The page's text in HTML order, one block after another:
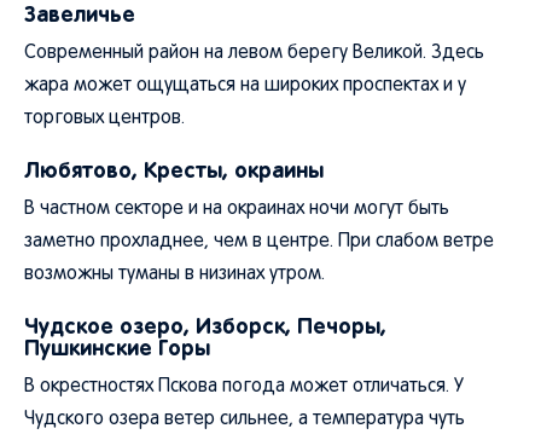
Завеличье
Современный район на левом берегу Великой. Здесь
жара может ощущаться на широких проспектах и у
торговых центров.
Любятово, Кресты, окраины
В частном секторе и на окраинах ночи могут быть
заметно прохладнее, чем в центре. При слабом ветре
возможны туманы в низинах утром.
Чудское озеро, Изборск, Печоры,
Пушкинские Горы
В окрестностях Пскова погода может отличаться. У
Чудского озера ветер сильнее, а температура чуть